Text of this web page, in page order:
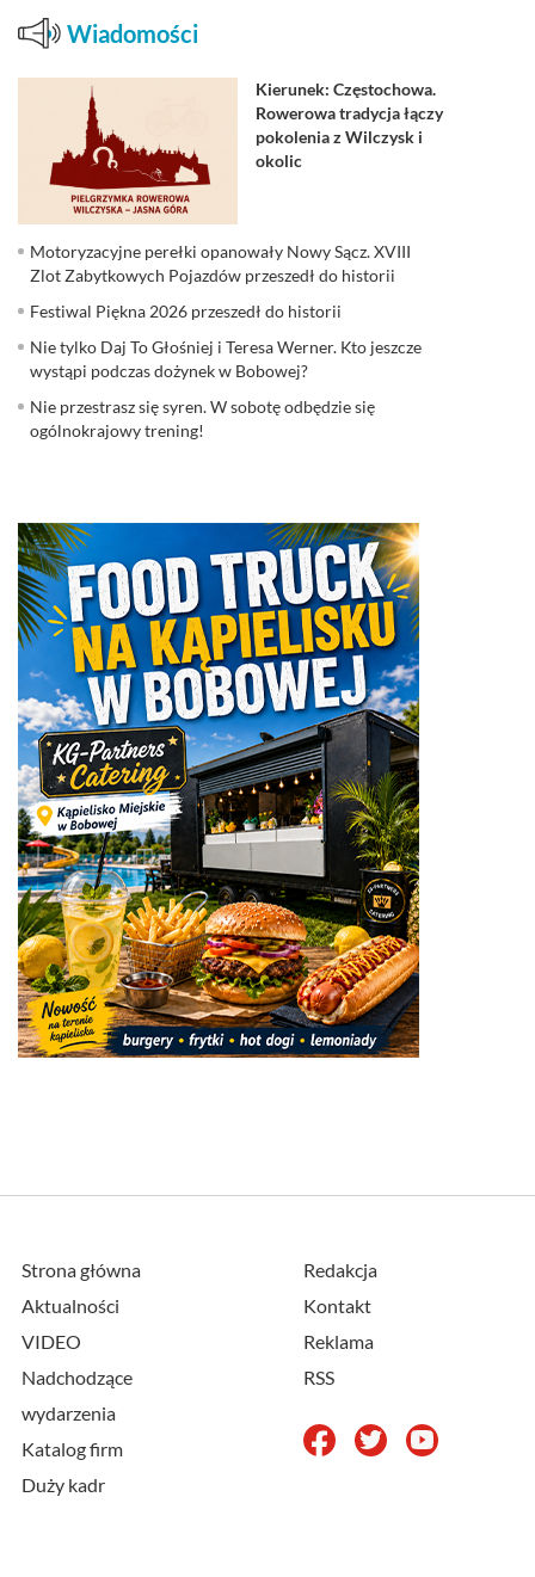
Wiadomości
Kierunek: Częstochowa.
Rowerowa tradycja łączy
pokolenia z Wilczysk i
okolic
Motoryzacyjne perełki opanowały Nowy Sącz. XVIII
Zlot Zabytkowych Pojazdów przeszedł do historii
Festiwal Piękna 2026 przeszedł do historii
Nie tylko Daj To Głośniej i Teresa Werner. Kto jeszcze
wystąpi podczas dożynek w Bobowej?
Nie przestrasz się syren. W sobotę odbędzie się
ogólnokrajowy trening!
Strona główna
Aktualności
VIDEO
Nadchodzące
wydarzenia
Katalog firm
Duży kadr
Redakcja
Kontakt
Reklama
RSS